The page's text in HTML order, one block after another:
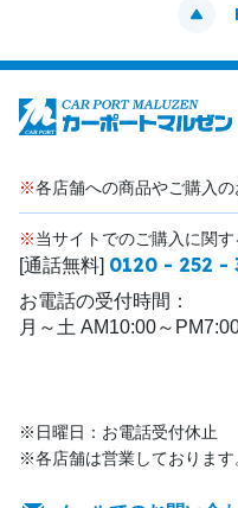
※各店舗への商品やご購入
※当サイトでのご購入に関
[通話無料] 0120 - 252 -
お電話の受付時間：
月～土 AM10:00～
※日曜日：お電話受付休止
※各店舗は営業しております